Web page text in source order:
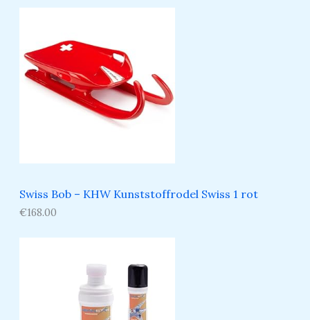
Swiss Bob – KHW Kunststoffrodel Swiss 1 rot
€168.00